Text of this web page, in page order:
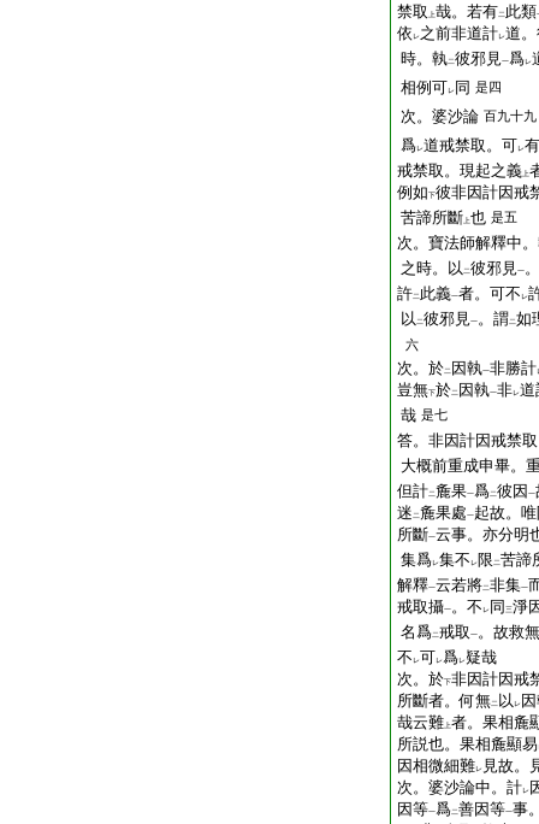
禁取
上哉。若有二 此類
依 レ之前非道計レ道
時。執二彼邪見一爲レ
相例可レ 同 是四
次。婆沙論 百九十九
爲レ道戒禁取。可レ有
戒禁取。現起之義 上
例如下彼非因計因戒
苦諦所斷 上也 是五
次。寶法師解釋中
之時。以 二彼邪見一
許二 此義一者。可不 レ
以 二彼邪見一。謂二如
六
次。於二 因執一非勝計
豈無下於二 因執一非レ道
哉 是七
答。非因計因戒禁
大概前重成申畢。
但計二麁果一爲二彼因 一
迷 二麁果處一起故。
所斷一云事。亦分明
集爲レ集不 レ限 二苦諦
解釋一云若將二非集一
戒取攝一。不 レ 同 三淨
名爲二戒取一。故救無
不 レ可レ爲レ疑哉
次。於下非因計因戒
所斷者。何無二 以 レ
哉云難 上者。果相麁
所説也。果相麁顯易
因相微細難レ 見故。
次。婆沙論中。計レ
因等一爲二善因等一事